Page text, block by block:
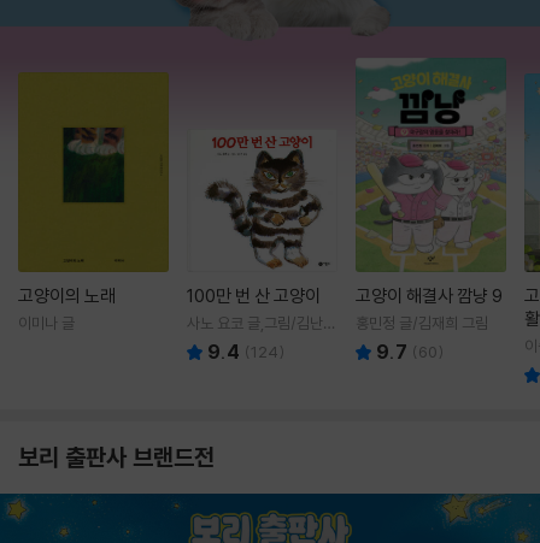
고양이의 노래
이미나 글
100만 번 산 고양이
사노 요코 글,그림/김난주
역 9.4 (124)
고양이 해결사 깜냥 9
홍민정 글/김재희 그림
9.7 (60)
보리 출판사 브랜드전